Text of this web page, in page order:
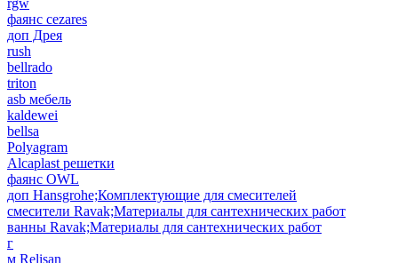
rgw
фаянс cezares
доп Дрея
rush
bellrado
triton
asb мебель
kaldewei
bellsa
Polyagram
Alcaplast решетки
фаянс OWL
доп Hansgrohe;Комплектующие для смесителей
смесители Ravak;Материалы для сантехнических работ
ванны Ravak;Материалы для сантехнических работ
г
м Relisan